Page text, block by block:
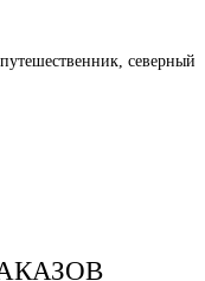
северный